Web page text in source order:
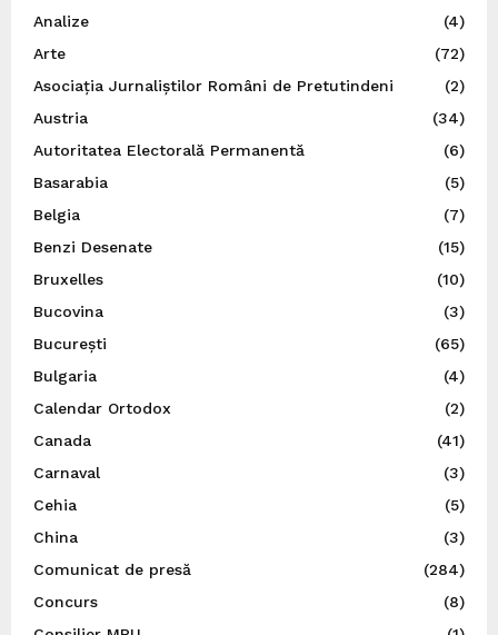
Analize
(4)
Arte
(72)
Asociația Jurnaliștilor Români de Pretutindeni
(2)
Austria
(34)
Autoritatea Electorală Permanentă
(6)
Basarabia
(5)
Belgia
(7)
Benzi Desenate
(15)
Bruxelles
(10)
Bucovina
(3)
București
(65)
Bulgaria
(4)
Calendar Ortodox
(2)
Canada
(41)
Carnaval
(3)
Cehia
(5)
China
(3)
Comunicat de presă
(284)
Concurs
(8)